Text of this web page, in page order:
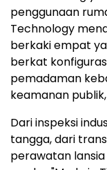
penggunaan
Technology
berkaki empat
berkat
pemadaman
keamanan
Dari inspeksi
tangga, dari
perawatan